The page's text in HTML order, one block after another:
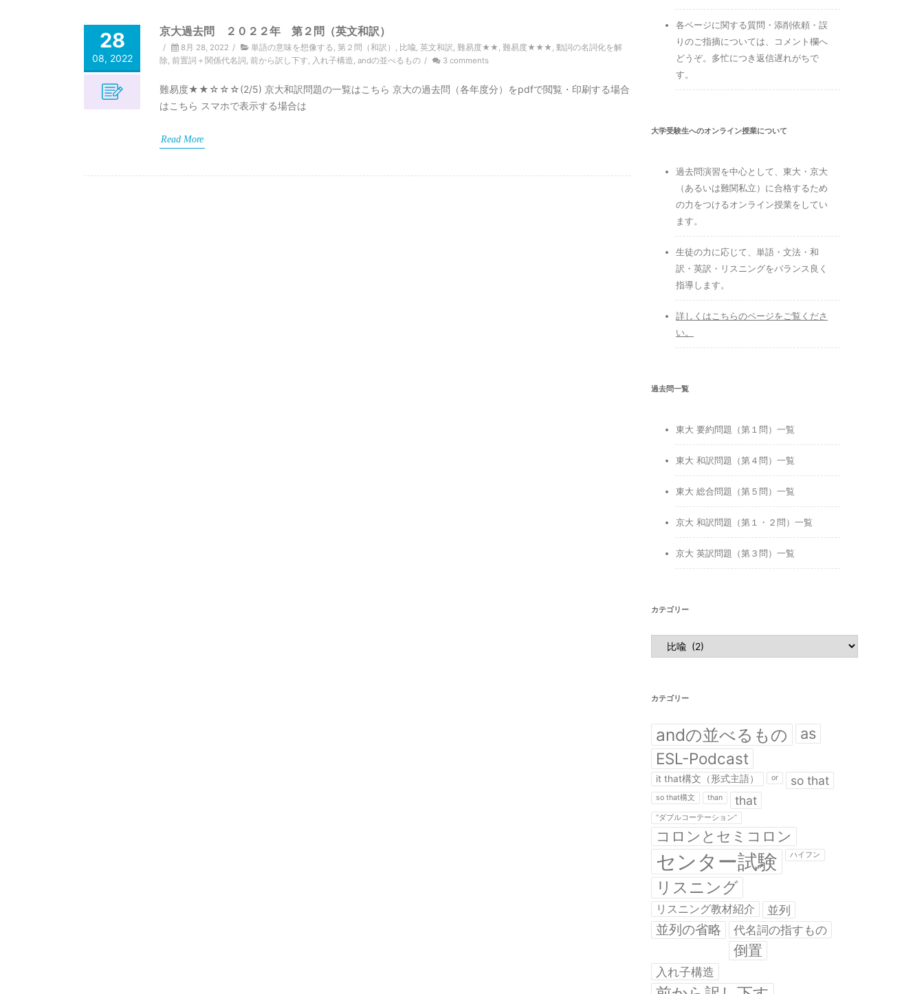
28
08, 2022
京大過去問 ２０２２年 第２問（英文和訳）
/ 8月 28, 2022 / 単語の意味を想像する, 第２問（和訳） , 比喩, 英文和訳, 難易度★★, 難易度★★★, 動詞の名詞化を解
除, 前置詞＋関係代名詞 , 前から訳し下す, 入れ子構造, andの並べるもの / 3 comments
難易度★★☆☆☆(2/5) 京大和訳問題の一覧はこちら 京大の過去問（各年度分）をpdfで閲覧・印刷する場合
はこちら スマホで表示する場合は
Read More
各ページに関する質問・添削依頼・誤
りのご指摘については、コメント欄へ
どうぞ。多忙につき返信遅れがちで
す。
大学受験生へのオンライン授業について
過去問演習を中心として、東大・京大
（あるいは難関私立）に合格するため
の力をつけるオンライン授業をしてい
ます。
生徒の力に応じて、単語・文法・和
訳・英訳・リスニングをバランス良く
指導します。
詳しくはこちらのページをご覧くださ
い。
過去問一覧
東大 要約問題（第１問）一覧
東大 和訳問題（第４問）一覧
東大 総合問題（第５問）一覧
京大 和訳問題（第１・２問）一覧
京大 英訳問題（第３問）一覧
カテゴリー
カ
ゴ
カテゴリー
andの並べるもの as
ESL-Podcast
it that構文（形式主語） or so that
so that構文 than that
“ダブルコーテーション”
コロンとセミコロン
センター試験 ハイフン
リスニング
リスニング教材紹介 並列
並列の省略 代名詞の指すもの
倒置
入れ子構造